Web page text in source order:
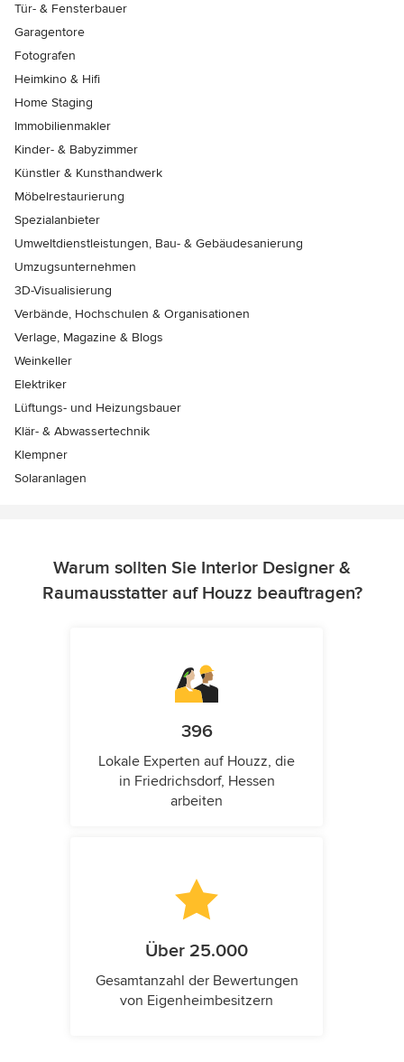
Tür- & Fensterbauer
Garagentore
Fotografen
Heimkino & Hifi
Home Staging
Immobilienmakler
Kinder- & Babyzimmer
Künstler & Kunsthandwerk
Möbelrestaurierung
Spezialanbieter
Umweltdienstleistungen, Bau- & Gebäudesanierung
Umzugsunternehmen
3D-Visualisierung
Verbände, Hochschulen & Organisationen
Verlage, Magazine & Blogs
Weinkeller
Elektriker
Lüftungs- und Heizungsbauer
Klär- & Abwassertechnik
Klempner
Solaranlagen
Warum sollten Sie Interior Designer &
Raumausstatter auf Houzz beauftragen?
396
Lokale Experten auf Houzz, die
in Friedrichsdorf, Hessen
arbeiten
Über 25.000
Gesamtanzahl der Bewertungen
von Eigenheimbesitzern